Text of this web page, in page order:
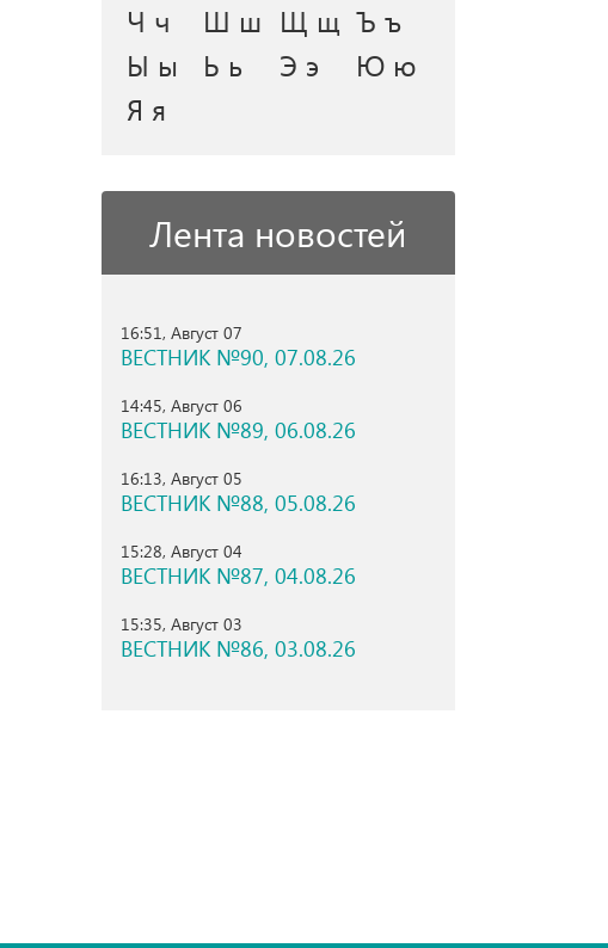
Ч ч
Ш ш Щ щ Ъ ъ
Ы ы
Ь ь Э э
Ю ю
Я я
Лента новостей
16:51, Август 07
ВЕСТНИК №90, 07.08.26
14:45, Август 06
ВЕСТНИК №89, 06.08.26
16:13, Август 05
ВЕСТНИК №88, 05.08.26
15:28, Август 04
ВЕСТНИК №87, 04.08.26
15:35, Август 03
ВЕСТНИК №86, 03.08.26